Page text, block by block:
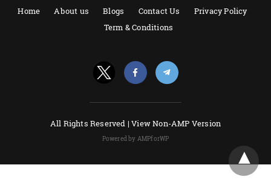
Home About us Blogs Contact Us
Privacy Policy
Term & Conditions
All Rights Reserved |View Non-AMP Version
Powered by AMPforWP